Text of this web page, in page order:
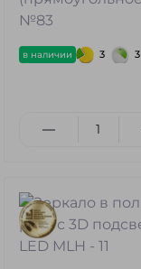
в наличии 3 3